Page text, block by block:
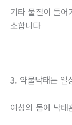
기타 물질이 들
소합니다
3. 약물낙태는 일
여성의 몸에 낙태